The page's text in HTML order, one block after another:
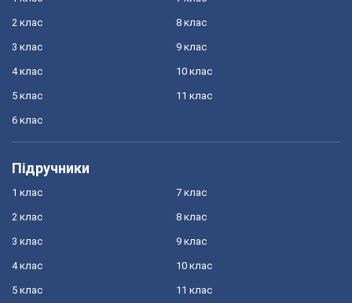
2 клас
3 клас
4 клас
5 клас
6 клас
8 клас
9 клас
10 клас
11 клас
Підручники
1 клас
2 клас
3 клас
4 клас
5 клас
7 клас
8 клас
9 клас
10 клас
11 клас